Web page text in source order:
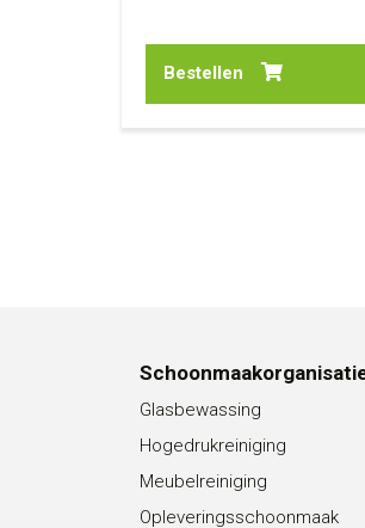
Bestellen
Glasbewassing
Hogedrukreiniging
Meubelreiniging
Opleveringsschoonmaak